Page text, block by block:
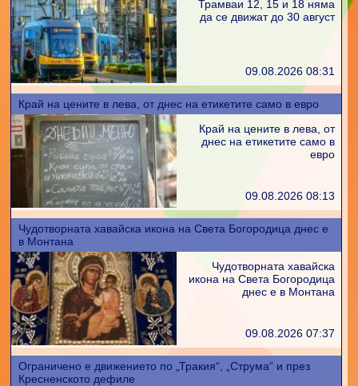
Трамваи 12, 15 и 18 няма
да се движат до 30 август
09.08.2026 08:31
Край на цените в лева, от днес на етикетите само в евро
Край на цените в лева, от
днес на етикетите само в
евро
09.08.2026 08:13
Чудотворната хавайска икона на Света Богородица днес е
в Монтана
Чудотворната хавайска
икона на Света Богородица
днес е в Монтана
09.08.2026 07:37
Ограничено е движението по „Тракия“, „Струма“ и през
Кресненското дефиле